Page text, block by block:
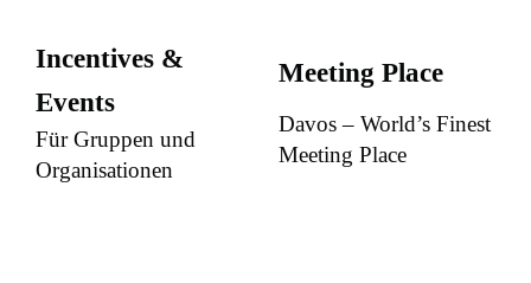
Incentives &
Events
Für Gruppen und
Organisationen
Meeting Place
Davos – World’s Finest
Meeting Place